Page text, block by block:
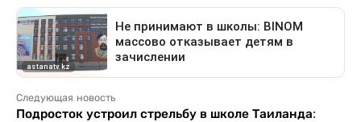
Следующая новость
Подросток устроил стрельбу в школе Таиланда: